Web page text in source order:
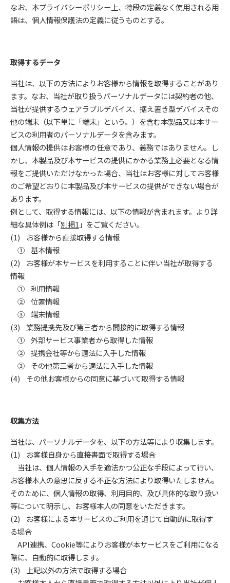
なお、本プライバシーポリシー上、特段の定義なく使用される用
語は、個人情報保護法の定義に従うものとする。
取得するデータ
当社は、以下の方法によりお客様から情報を取得することがあり
ます。なお、当社が取り扱うパーソナルデータには契約者の他、
当社が提供するウェアラブルデバイス、据え置き型デバイスその
他の端末（以下単に「端末」という。）を含む本製品又は本サー
ビスの利用者のパーソナルデータを含みます。
個人情報の提供はお客様の任意であり、義務ではありません。し
かし、本製品及び本サービスの提供にかかる業務上必要となる情
報をご提供いただけなかった場合、当社はお客様に対してお客様
のご希望どおりに本製品及び本サービスの提供ができない場合が
あります。
例として、取得する情報には、以下の情報が含まれます。より詳
細な具体例は「別掲1 」をご覧ください。
(1) お客様から直接取得する情報
① 基本情報
(2) お客様が本サービスを利用することに伴い当社が取得する
情報
① 利用情報
② 位置情報
③ 端末情報
(3) 業務提携先及び第三者から間接的に取得する情報
① 外部サービス事業者から取得した情報
② 提携会社等から適法に入手した情報
③ その他第三者から適法に入手した情報
(4) その他お客様からの同意に基づいて取得する情報
収集方法
当社は、パーソナルデータを、以下の方法等により収集します。
(1) お客様自身から直接書面で取得する場合
当社は、個人情報の入手を適法かつ公正な手段によって行い、
お客様本人の意思に反する不正な方法により取得いたしません。
そのために、個人情報の取得、利用目的、及び具体的な取り扱い
等について明示し、お客様本人の同意をいただきます。
(2) お客様による本サービスのご利用を通じて自動的に取得す
る場合
API連携、Cookie等によりお客様が本サービスをご利用になる
際に、自動的に取得します。
(3) 上記以外の方法で取得する場合